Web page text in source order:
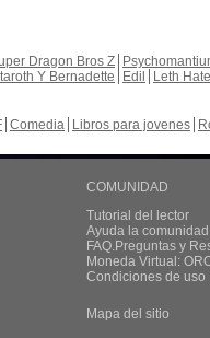
Dragon Bros Z
Y Bernadette Edil
Leth Hate
Comedia Libros para jovenes
COMUNIDAD
Tutorial del lector
Ayuda la
FAQ.Preguntas y
Moneda Virtual:
Condiciones de uso
Mapa del sitio